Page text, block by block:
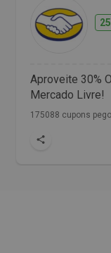
Aproveite 30%
Mercado Livre!
175088 cupons